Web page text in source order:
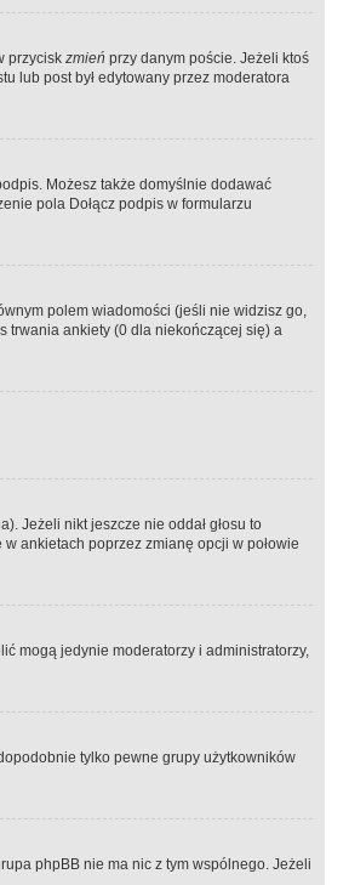
przycisk zmień przy danym poście. Jeżeli ktoś
lub post był edytowany przez moderatora
Możesz także domyślnie dodawać
pola Dołącz podpis w formularzu
polem wiadomości (jeśli nie widzisz go,
trwania ankiety (0 dla niekończącej się) a
Jeżeli nikt jeszcze nie oddał głosu to
ankietach poprzez zmianę opcji w połowie
mogą jedynie moderatorzy i administratorzy,
tylko pewne grupy użytkowników
phpBB nie ma nic z tym wspólnego. Jeżeli